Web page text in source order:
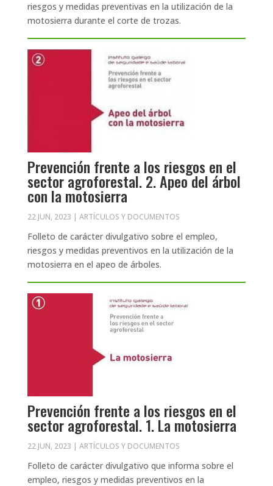
riesgos y medidas preventivas en la utilización de la
motosierra durante el corte de trozas.
Prevención frente a los riesgos en el
sector agroforestal. 2. Apeo del árbol
con la motosierra
22 JUN, 2023 | ARTÍCULOS Y DOCUMENTOS
Folleto de carácter divulgativo sobre el empleo,
riesgos y medidas preventivos en la utilización de la
motosierra en el apeo de árboles.
Prevención frente a los riesgos en el
sector agroforestal. 1. La motosierra
22 JUN, 2023 | ARTÍCULOS Y DOCUMENTOS
Folleto de carácter divulgativo que informa sobre el
empleo, riesgos y medidas preventivos en la